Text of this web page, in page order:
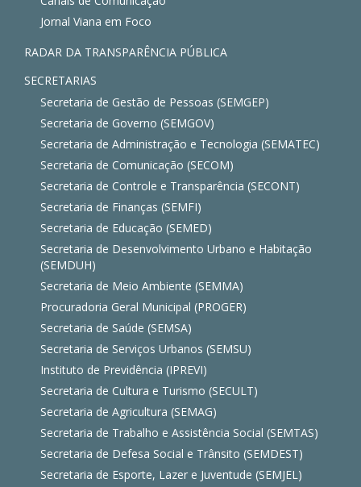
Jornal Viana em Foco
RADAR DA TRANSPARÊNCIA PÚBLICA
SECRETARIAS
Secretaria de Gestão de Pessoas (SEMGEP)
Secretaria de Governo (SEMGOV)
Secretaria de Administração e Tecnologia (SEMATEC)
Secretaria de Comunicação (SECOM)
Secretaria de Controle e Transparência (SECONT)
Secretaria de Finanças (SEMFI)
Secretaria de Educação (SEMED)
Secretaria de Desenvolvimento Urbano e Habitação
(SEMDUH)
Secretaria de Meio Ambiente (SEMMA)
Procuradoria Geral Municipal (PROGER)
Secretaria de Saúde (SEMSA)
Secretaria de Serviços Urbanos (SEMSU)
Instituto de Previdência (IPREVI)
Secretaria de Cultura e Turismo (SECULT)
Secretaria de Agricultura (SEMAG)
Secretaria de Trabalho e Assistência Social (SEMTAS)
Secretaria de Defesa Social e Trânsito (SEMDEST)
Secretaria de Esporte, Lazer e Juventude (SEMJEL)